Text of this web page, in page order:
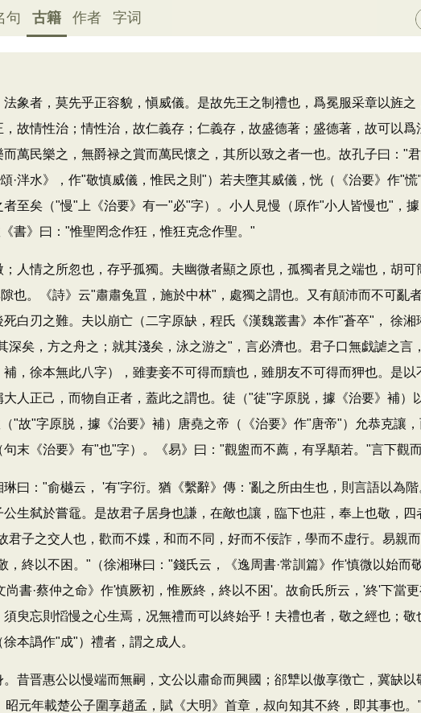
句 古籍 作者 字词
者，莫先乎正容貌，愼威儀。是故先王之制禮也，爲冕服采章以旌之
故情性治；情性治，故仁義存；仁義存，故盛德著；盛德著，故可以
萬民樂之，無爵禄之賞而萬民懷之，其所以致之者一也。故孔子曰："
·泮水》，作"敬慎威儀，惟民之則"）若夫墮其威儀，恍（《治要》作"
至矣（"慢"上《治要》有一"必"字）。小人見慢（原作"小人皆慢也"，
書》曰："惟聖罔念作狂，惟狂克念作聖。"
情之所忽也，存乎孤獨。夫幽微者顯之原也，孤獨者見之端也，胡可
也。《詩》云"肅肅兔罝，施於中林"，處獨之謂也。又有顛沛而不可亂
白刃之難。夫以崩亡（二字原缺，程氏《漢魏叢書》本作"蒼卒"， 徐
深矣，方之舟之；就其淺矣，泳之游之"，言必濟也。君子口無戯謔之
，徐本無此八字），雖妻妾不可得而黷也，雖朋友不可得而狎也。是
人正己，而物自正者，蓋此之謂也。徒（"徒"字原脱，據《治要》補
（"故"字原脱，據《治要》補）唐堯之帝（《治要》作"唐帝"）允恭克讓
末《治要》有"也"字）。《易》曰："觀盥而不薦，有孚顒若。"言下觀而
："俞樾云， '有'字衍。猶《繫辭》傳：'亂之所由生也，則言語以為
生弑於嘗黿。是故君子居身也謙，在敵也讓，臨下也莊，奉上也敬，
君子之交人也，歡而不媟，和而不同，好而不佞詐，學而不虚行。易親
，終以不困。"（徐湘琳曰："錢氏云，《逸周書·常訓篇》作'慎微以始
書·蔡仲之命》作'慎厥初，惟厥終，終以不困'。故俞氏所云，'終'下當
臾忘則慆慢之心生焉，况無禮而可以終始乎！夫禮也者，敬之經也；
本譌作"成"）禮者，謂之成人。
晋惠公以慢端而無嗣，文公以肅命而興國；郤犨以傲享徴亡，冀缺以
元年載楚公子圍享趙孟，賦《大明》首章，叔向知其不終，即其事也